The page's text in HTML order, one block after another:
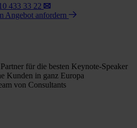
433 33 22
Angebot anfordern
für die besten Keynote-Speaker
Kunden in ganz Europa
von Consultants